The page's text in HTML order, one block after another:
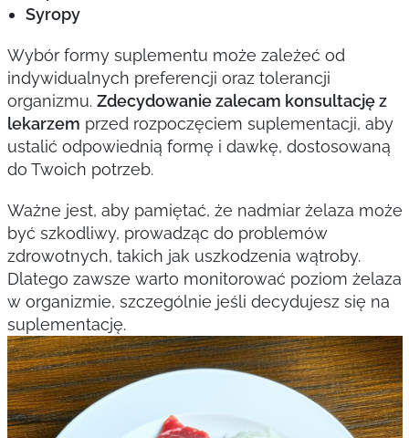
Syropy
Wybór formy suplementu może zależeć od
indywidualnych preferencji oraz tolerancji
organizmu. Zdecydowanie zalecam konsultację z
lekarzem przed rozpoczęciem suplementacji, aby
ustalić odpowiednią formę i dawkę, dostosowaną
do Twoich potrzeb.
Ważne jest, aby pamiętać, że nadmiar żelaza może
być szkodliwy, prowadząc do problemów
zdrowotnych, takich jak uszkodzenia wątroby.
Dlatego zawsze warto monitorować poziom żelaza
w organizmie, szczególnie jeśli decydujesz się na
suplementację.